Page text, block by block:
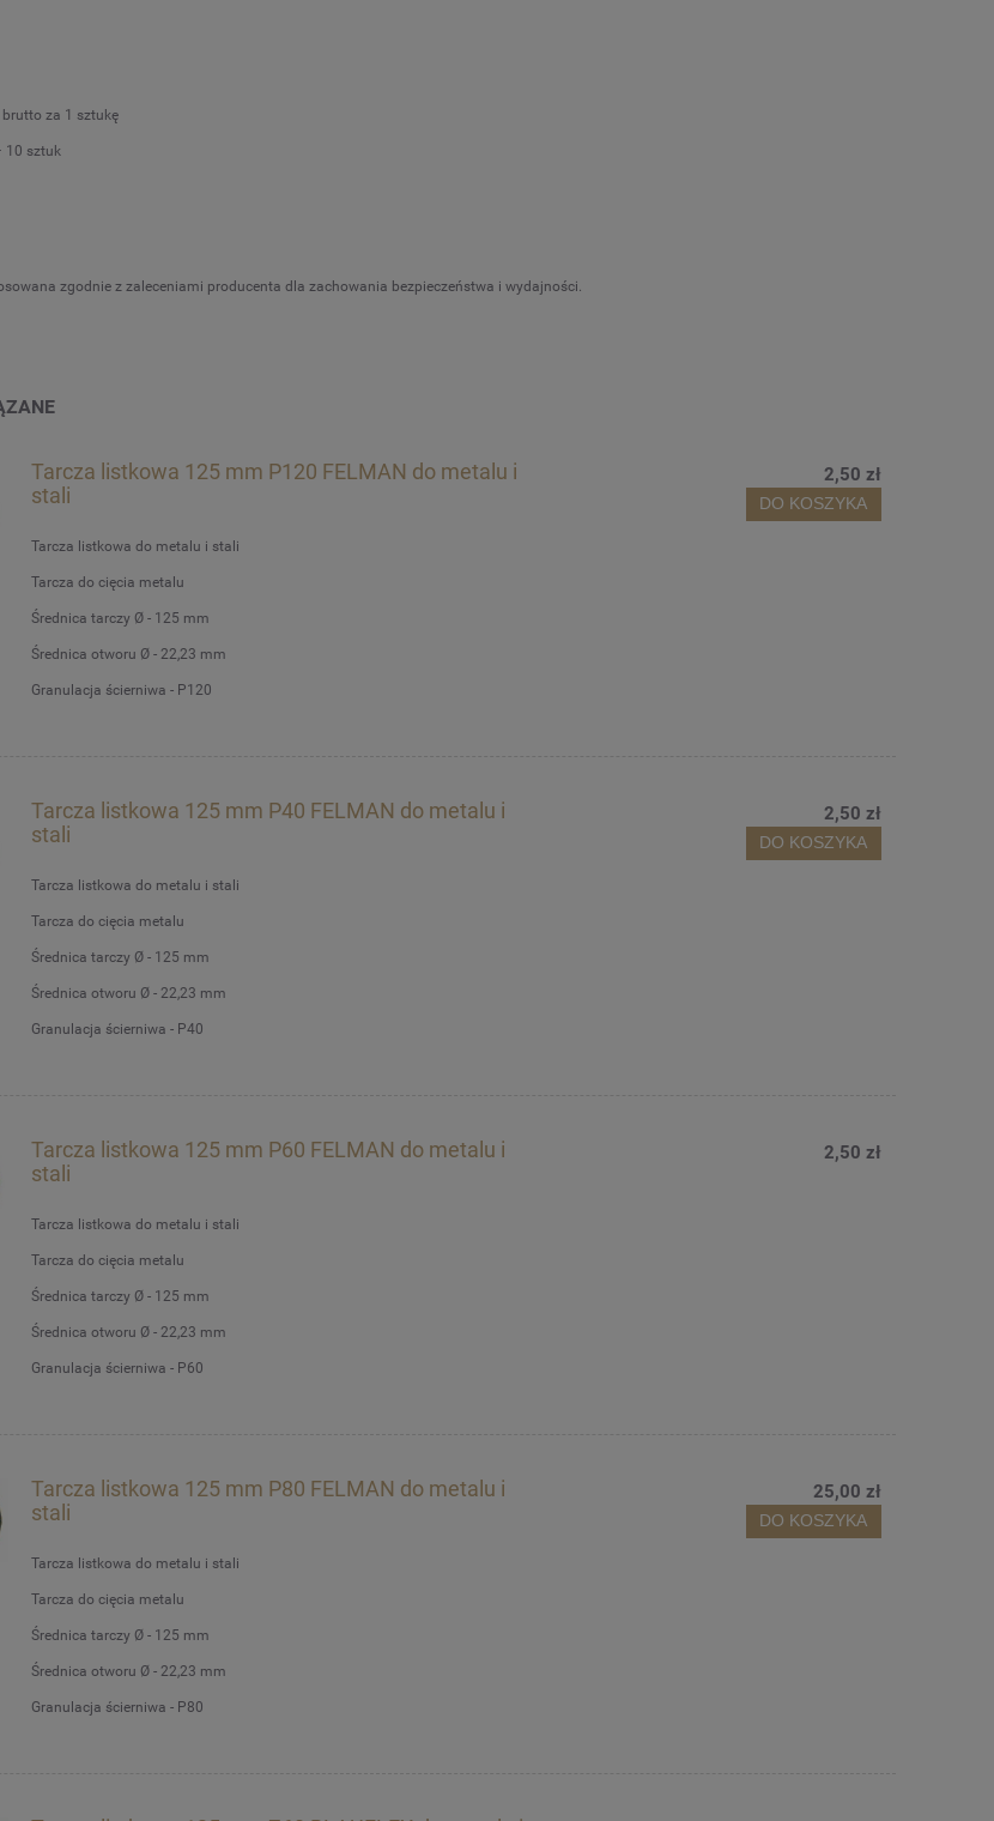
za 1 sztukę
10 sztuk
zgodnie z zaleceniami producenta dla zachowania bezpieczeństwa i wydajności.
Tarcza listkowa 125 mm P120 FELMAN do metalu i
stali
Tarcza listkowa do metalu i stali
Tarcza do cięcia metalu
Średnica tarczy Ø - 125 mm
Średnica otworu Ø - 22,23 mm
Granulacja ścierniwa - P120
2,50 zł
DO KOSZYKA
Tarcza listkowa 125 mm P40 FELMAN do metalu i
stali
Tarcza listkowa do metalu i stali
Tarcza do cięcia metalu
Średnica tarczy Ø - 125 mm
Średnica otworu Ø - 22,23 mm
Granulacja ścierniwa - P40
2,50 zł
DO KOSZYKA
Tarcza listkowa 125 mm P60 FELMAN do metalu i
stali
Tarcza listkowa do metalu i stali
Tarcza do cięcia metalu
Średnica tarczy Ø - 125 mm
Średnica otworu Ø - 22,23 mm
Granulacja ścierniwa - P60
2,50 zł
Tarcza listkowa 125 mm P80 FELMAN do metalu i
stali
Tarcza listkowa do metalu i stali
Tarcza do cięcia metalu
Średnica tarczy Ø - 125 mm
Średnica otworu Ø - 22,23 mm
Granulacja ścierniwa - P80
25,00 zł
DO KOSZYKA